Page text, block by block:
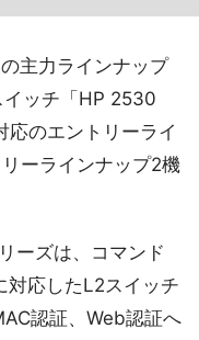
主力ラインナップ
イッチ「HP 2530
のエントリーライ
ーラインナップ2機
ーズは、コマンド
対応したL2スイッチ
認証、Web認証へ